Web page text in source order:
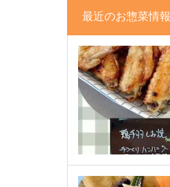
最近のお惣菜情報